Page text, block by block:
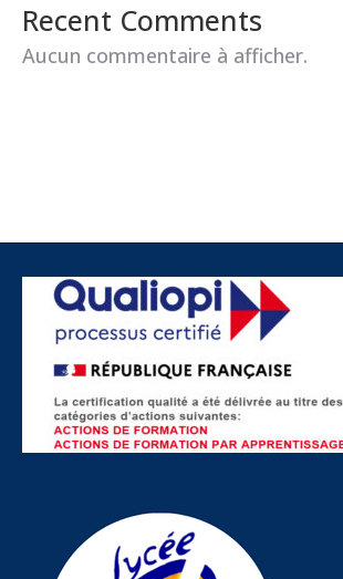
Recent Comments
Aucun commentaire à afficher.